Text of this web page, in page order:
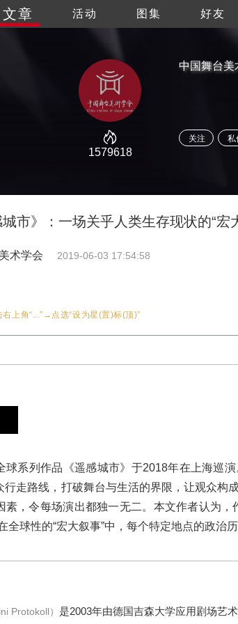
文章 活动 图集 好友
1579618
中国舞台美
关注 私
市》：一场关乎人类生存现状的“宏
术学会 2019-06-03 17:54:58
上角“...”→点选“设为星(置)标(顶)”
球系列作品《遥感城市》于2018年在上海巡
行走路线，打破舞台与生活的界限，让观众构
素，令每场演出都独一无二。本文作者认为
全球性的“宏大叙事”中，每个特定地点的政治
Protokoll） 是2003年由德国吉森大学应用剧场艺